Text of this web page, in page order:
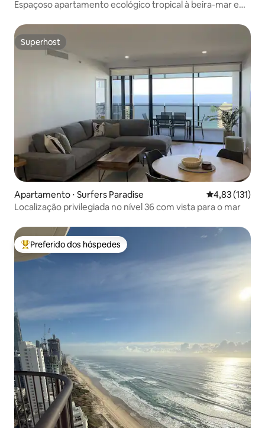
Espaçoso apartamento ecológico tropical à beira-mar e
Superhost
Superhost
Apartamento ⋅ Surfers Paradise 4,83 de uma
4,83 (131)
Localização privilegiada no nível 36 com vista para o mar
Entre os melhores preferidos dos hóspedes
Preferido dos hóspedes